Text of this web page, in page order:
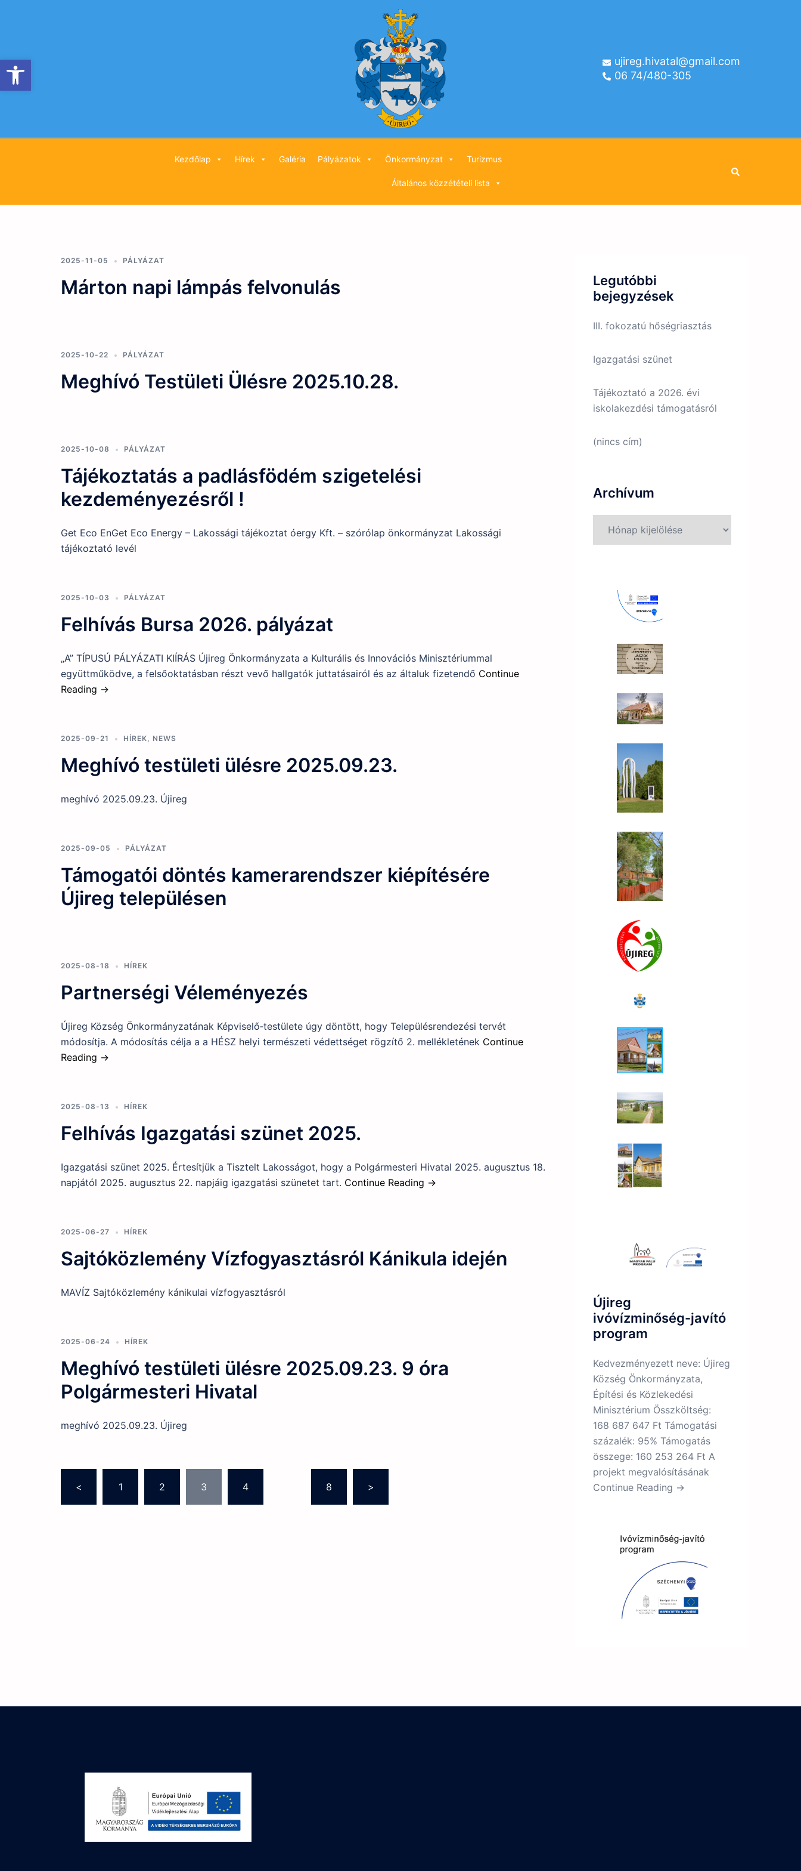
Eszköztár megnyitása
Újireg
Község
Hivatalos
ujireg.hivatal@gmail.com
06 74/480-305
Kezdőlap Hírek Galéria Pályázatok Önkormányzat Turizmus
Általános közzétételi lista
Search
2025-11-05 PÁLYÁZAT
Márton napi lámpás felvonulás
2025-10-22 PÁLYÁZAT
Meghívó Testületi Ülésre 2025.10.28.
2025-10-08 PÁLYÁZAT
Tájékoztatás a padlásfödém szigetelési
kezdeményezésről !
Get Eco EnGet Eco Energy – Lakossági tájékoztat óergy Kft. – szórólap önkormányzat Lakossági
tájékoztató levél
2025-10-03 PÁLYÁZAT
Felhívás Bursa 2026. pályázat
„A” TÍPUSÚ PÁLYÁZATI KIÍRÁS Újireg Önkormányzata a Kulturális és Innovációs Minisztériummal
együttműködve, a felsőoktatásban részt vevő hallgatók juttatásairól és az általuk fizetendő Continue
Reading →
2025-09-21 HÍREK, NEWS
Meghívó testületi ülésre 2025.09.23.
meghívó 2025.09.23. Újireg
2025-09-05 PÁLYÁZAT
Támogatói döntés kamerarendszer kiépítésére
Újireg településen
2025-08-18 HÍREK
Partnerségi Véleményezés
Újireg Község Önkormányzatának Képviselő‐testülete úgy döntött, hogy Településrendezési tervét
módosítja. A módosítás célja a a HÉSZ helyi természeti védettséget rögzítő 2. mellékletének Continue
Reading →
2025-08-13 HÍREK
Felhívás Igazgatási szünet 2025.
Igazgatási szünet 2025. Értesítjük a Tisztelt Lakosságot, hogy a Polgármesteri Hivatal 2025. augusztus 18.
napjától 2025. augusztus 22. napjáig igazgatási szünetet tart. Continue Reading →
2025-06-27 HÍREK
Sajtóközlemény Vízfogyasztásról Kánikula idején
MAVÍZ Sajtóközlemény kánikulai vízfogyasztásról
2025-06-24 HÍREK
Meghívó testületi ülésre 2025.09.23. 9 óra
Polgármesteri Hivatal
meghívó 2025.09.23. Újireg
Bejegyzések
lapozása
< 1 2 3 4 8 >
Legutóbbi
bejegyzések
III. fokozatú hőségriasztás
Igazgatási szünet
Tájékoztató a 2026. évi
iskolakezdési támogatásról
(nincs cím)
Archívum
Újireg
ivóvízminőség-javító
program
Kedvezményezett neve: Újireg
Község Önkormányzata,
Építési és Közlekedési
Minisztérium Összköltség:
168 687 647 Ft Támogatási
százalék: 95% Támogatás
összege: 160 253 264 Ft A
projekt megvalósításának
Continue Reading →